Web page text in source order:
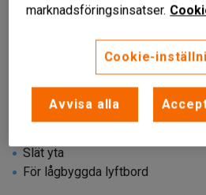
Slät yta
För lågbyggda lyftbord
marknadsföringsinsatser.
Cookie-
Avvisa alla